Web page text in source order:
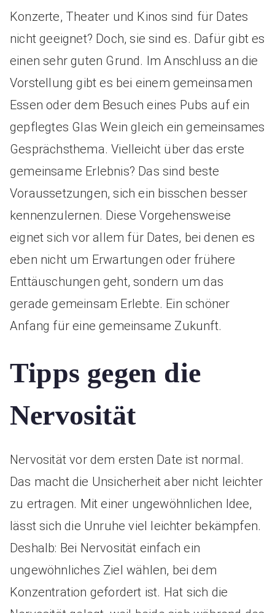
Konzerte, Theater und Kinos sind für Dates
nicht geeignet? Doch, sie sind es. Dafür gibt es
einen sehr guten Grund. Im Anschluss an die
Vorstellung gibt es bei einem gemeinsamen
Essen oder dem Besuch eines Pubs auf ein
gepflegtes Glas Wein gleich ein gemeinsames
Gesprächsthema. Vielleicht über das erste
gemeinsame Erlebnis? Das sind beste
Voraussetzungen, sich ein bisschen besser
kennenzulernen. Diese Vorgehensweise
eignet sich vor allem für Dates, bei denen es
eben nicht um Erwartungen oder frühere
Enttäuschungen geht, sondern um das
gerade gemeinsam Erlebte. Ein schöner
Anfang für eine gemeinsame Zukunft.
Tipps gegen die
Nervosität
Nervosität vor dem ersten Date ist normal.
Das macht die Unsicherheit aber nicht leichter
zu ertragen. Mit einer ungewöhnlichen Idee,
lässt sich die Unruhe viel leichter bekämpfen.
Deshalb: Bei Nervosität einfach ein
ungewöhnliches Ziel wählen, bei dem
Konzentration gefordert ist. Hat sich die